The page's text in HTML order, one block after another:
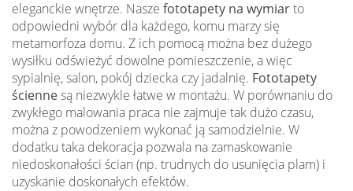
eleganckie wnętrze. Nasze fototapety na wymiarto
odpowiedni wybór dla każdego, komu marzy się
metamorfoza domu. Z ich pomocą można bez dużego
wysiłku odświeżyć dowolne pomieszczenie, a więc
sypialnię, salon, pokój dziecka czy jadalnię. Fototapety
ściennesą niezwykle łatwe w montażu. W porównaniu do
zwykłego malowania praca nie zajmuje tak dużo czasu,
można z powodzeniem wykonać ją samodzielnie. W
dodatku taka dekoracja pozwala na zamaskowanie
niedoskonałości ścian (np. trudnych do usunięcia plam) i
uzyskanie doskonałych efektów.